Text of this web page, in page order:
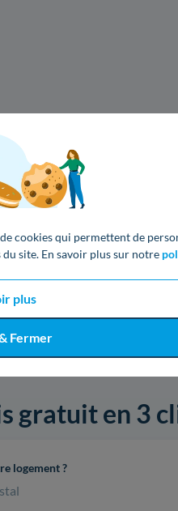
cookies qui permettent de
site. En savoir plus sur notre
plus
Fermer
gratuit en 3
logement ?